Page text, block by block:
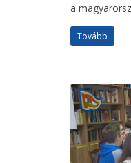
a
Tovább